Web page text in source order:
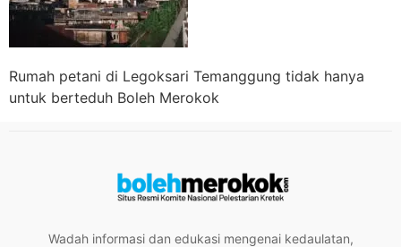
Rumah petani di Legoksari Temanggung tidak hanya
untuk berteduh Boleh Merokok
Wadah informasi dan edukasi mengenai kedaulatan,